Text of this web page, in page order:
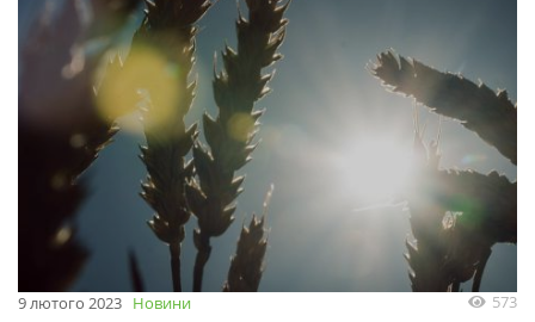
9 лютого 2023 Новини 573